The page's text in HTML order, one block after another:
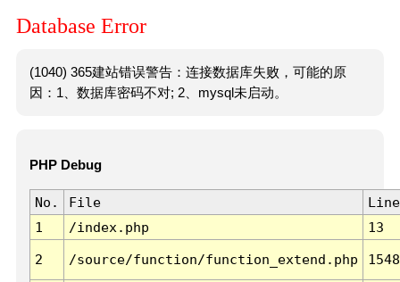
Database Error
(1040) 365建站错误警告：连接数据库失败，可能的原
因：1、数据库密码不对; 2、mysql未启动。
PHP Debug
No. File
Line
1
/index.php 13
2 /source/function/function_extend.php 1548